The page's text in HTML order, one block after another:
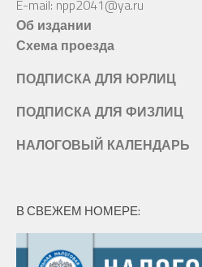
E-mail: npp2041@ya.ru
Об издании
Схема проезда
ПОДПИСКА ДЛЯ ЮРЛИЦ
ПОДПИСКА ДЛЯ ФИЗЛИЦ
НАЛОГОВЫЙ КАЛЕНДАРЬ
В СВЕЖЕМ НОМЕРЕ: